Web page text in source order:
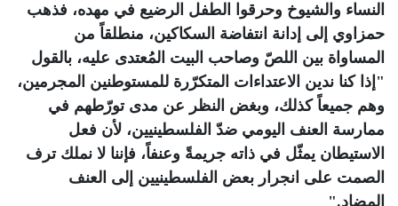
النساء والشيوخ وحرقوا الطفل الرضيع في مهده، فذهب
حمزاوي إلى إدانة انتفاضة السكاكين، منطلقاً من
المساواة بين اللصّ وصاحب البيت المُعتدى عليه، بالقول
"إذا كنا ندين الاعتداءات المتكرّرة للمستوطنين المجرمين،
وهم جميعاً كذلك، وبغض النظر عن مدى تورّطهم في
ممارسة العنف اليومي ضدّ الفلسطينيين، لأن فعل
الاستيطان يمثّل في ذاته جريمةً وعنفاً، فإننا لا نملك ترف
الصمت على انجرار بعض الفلسطينيين إلى العنف
المضاد".